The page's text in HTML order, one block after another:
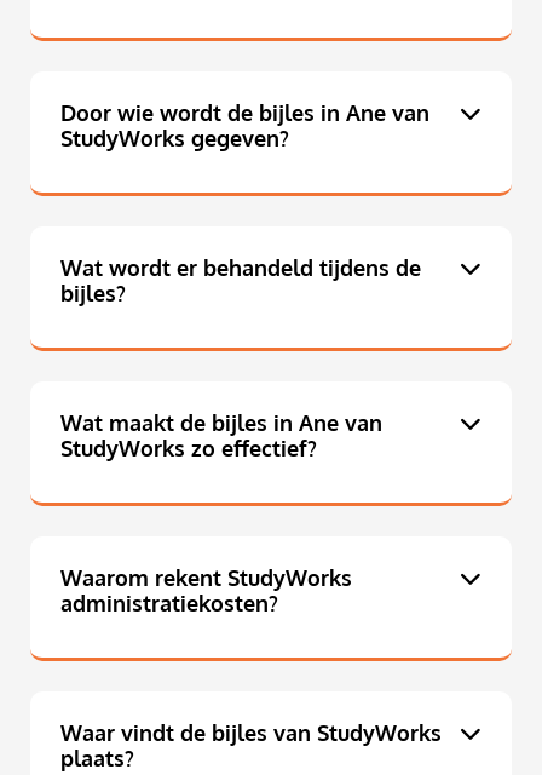
Door wie wordt de bijles in Ane van
StudyWorks gegeven?
Wat wordt er behandeld tijdens de
bijles?
Wat maakt de bijles in Ane van
StudyWorks zo effectief?
Waarom rekent StudyWorks
administratiekosten?
Waar vindt de bijles van StudyWorks
plaats?